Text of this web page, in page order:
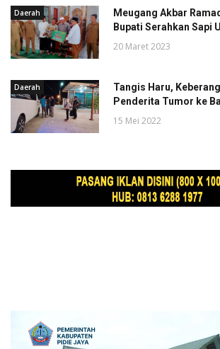
Daerah
Meugang Akbar
Bupati Serahkan Sapi
20 Maret 2023
Daerah
Tangis Haru,
Penderita Tumor ke
15 Mei 2022